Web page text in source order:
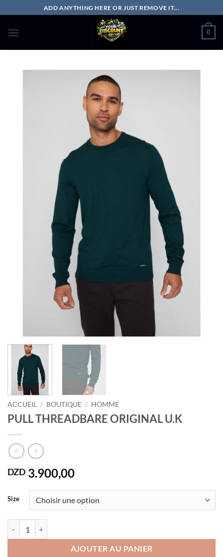
au
contenu
ADD ANYTHING HERE OR JUST REMOVE IT...
0
ACCUEIL / BOUTIQUE / HOMME
PULL THREADBARE ORIGINAL U.K
DZD 3.900,00
Size
AJOUTER AU PANIER